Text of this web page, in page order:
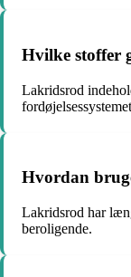
Hvilke stoffer
Lakridsrod
Hvordan
Lakridsrod har
beroligende.